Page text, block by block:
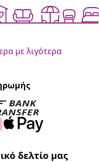
με λιγότερα
δελτίο μας